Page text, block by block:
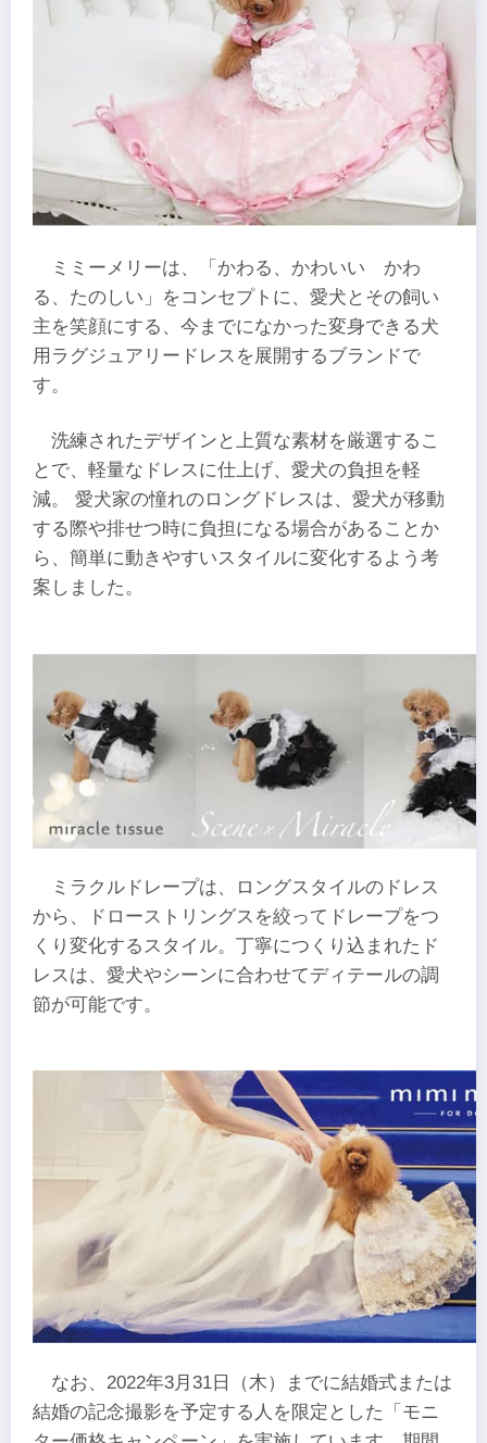
ミミーメリーは、「かわる、かわいい かわ
る、たのしい」をコンセプトに、愛犬とその飼い
主を笑顔にする、今までになかった変身できる犬
用ラグジュアリードレスを展開するブランドで
す。
洗練されたデザインと上質な素材を厳選するこ
とで、軽量なドレスに仕上げ、愛犬の負担を軽
減。 愛犬家の憧れのロングドレスは、愛犬が移動
する際や排せつ時に負担になる場合があることか
ら、簡単に動きやすいスタイルに変化するよう考
案しました。
ミラクルドレープは、ロングスタイルのドレス
から、ドローストリングスを絞ってドレープをつ
くり変化するスタイル。丁寧につくり込まれたド
レスは、愛犬やシーンに合わせてディテールの調
節が可能です。
なお、2022年3月31日（木）までに結婚式または
結婚の記念撮影を予定する人を限定とした「モニ